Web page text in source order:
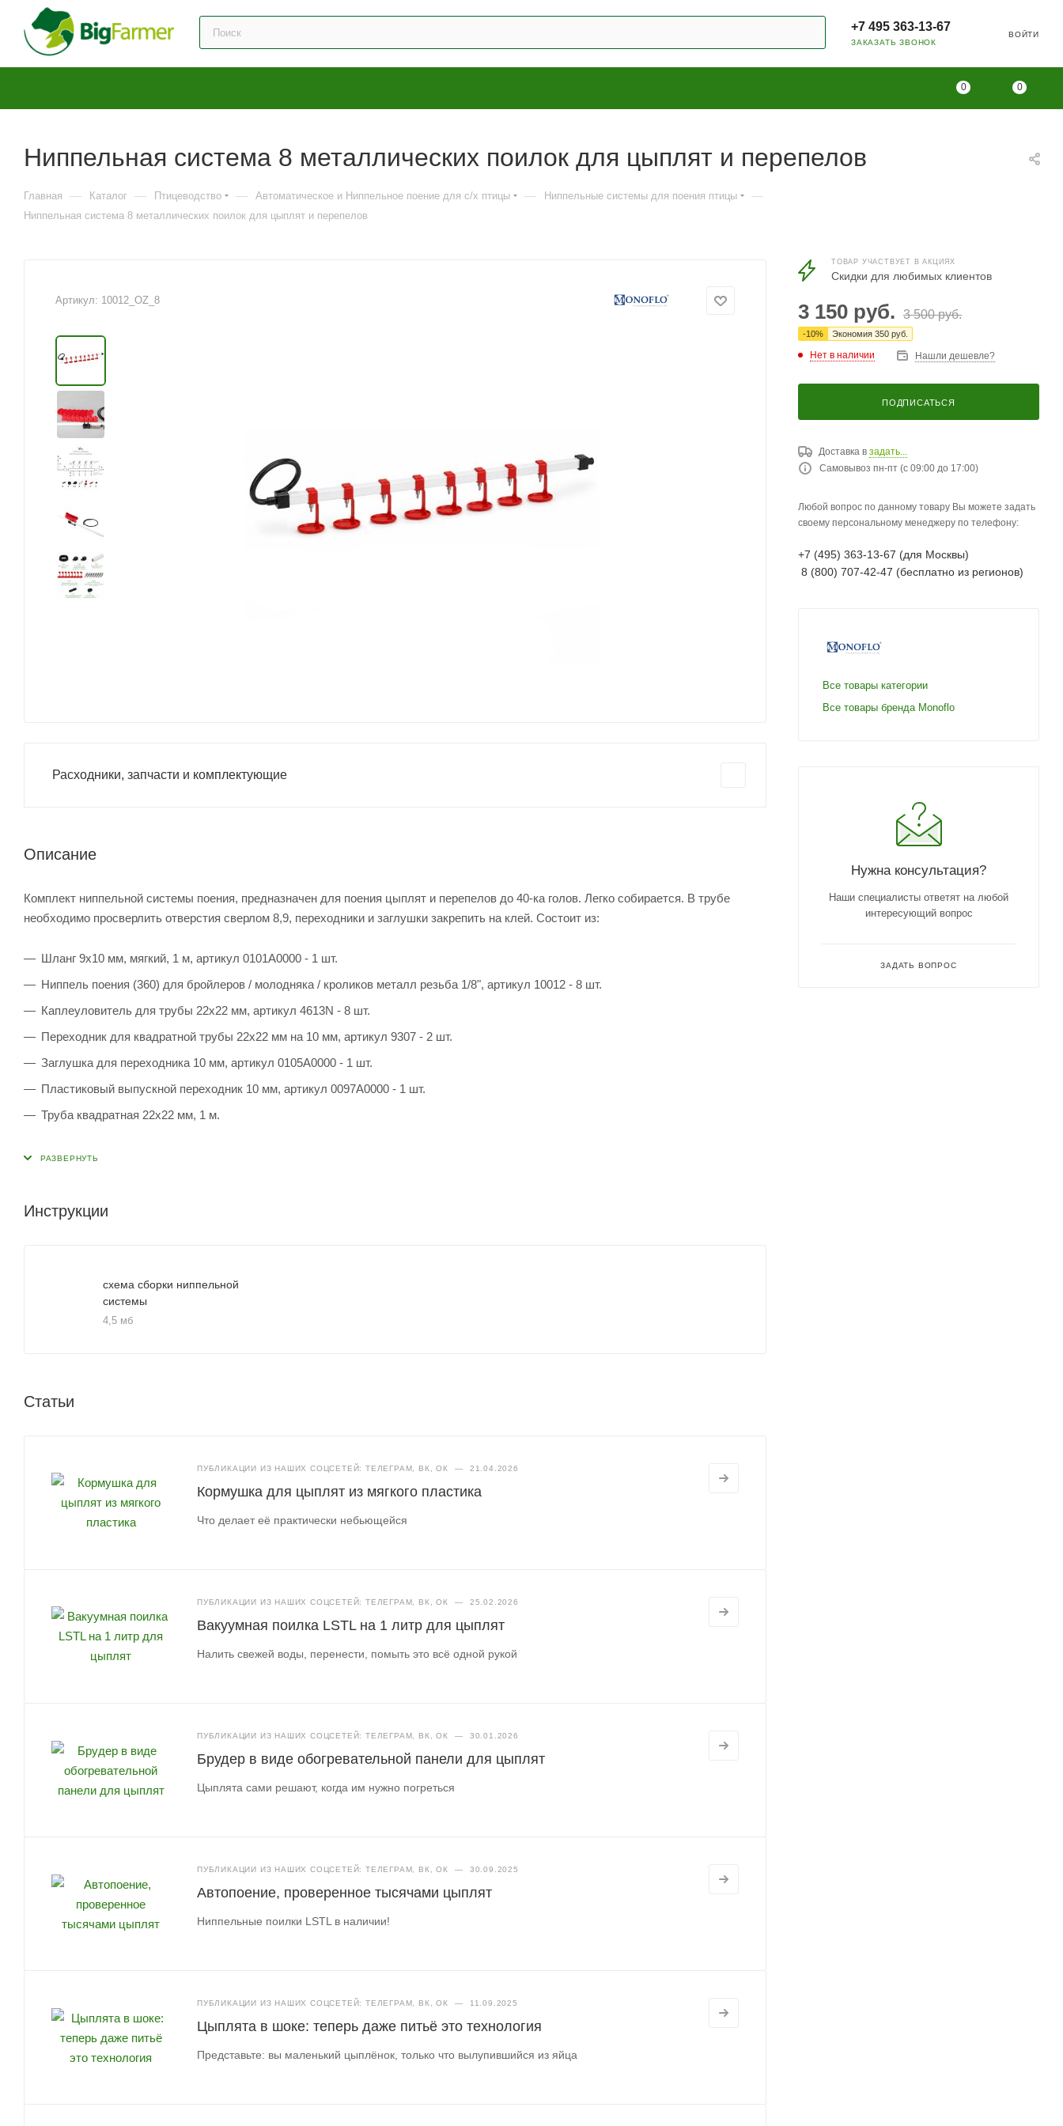
+7 495 363-13-67
ЗАКАЗАТЬ ЗВОНОК
ВОЙТИ
0 0
Ниппельная система 8 металлических поилок для цыплят и перепелов
Главная — Каталог — Птицеводство — Автоматическое и Ниппельное поение для с/х птицы — Ниппельные системы для поения птицы —
Ниппельная система 8 металлических поилок для цыплят и перепелов
Артикул: 10012_OZ_8
Расходники, запчасти и комплектующие
Описание
Комплект ниппельной системы поения, предназначен для поения цыплят и перепелов до 40-ка голов. Легко собирается. В трубе
необходимо просверлить отверстия сверлом 8,9, переходники и заглушки закрепить на клей. Состоит из:
Шланг 9х10 мм, мягкий, 1 м, артикул 0101A0000 - 1 шт.
Ниппель поения (360) для бройлеров / молодняка / кроликов металл резьба 1/8", артикул 10012 - 8 шт.
Каплеуловитель для трубы 22х22 мм, артикул 4613N - 8 шт.
Переходник для квадратной трубы 22х22 мм на 10 мм, артикул 9307 - 2 шт.
Заглушка для переходника 10 мм, артикул 0105A0000 - 1 шт.
Пластиковый выпускной переходник 10 мм, артикул 0097A0000 - 1 шт.
Труба квадратная 22х22 мм, 1 м.
Инструкции
схема сборки ниппельной
системы
4,5 мб
Статьи
ПУБЛИКАЦИИ ИЗ НАШИХ СОЦСЕТЕЙ: ТЕЛЕГРАМ, ВК, ОК — 21.04.2026
Кормушка для цыплят из мягкого пластика
Что делает её практически небьющейся
ПУБЛИКАЦИИ ИЗ НАШИХ СОЦСЕТЕЙ: ТЕЛЕГРАМ, ВК, ОК — 25.02.2026
Вакуумная поилка LSTL на 1 литр для цыплят
Налить свежей воды, перенести, помыть это всё одной рукой
ПУБЛИКАЦИИ ИЗ НАШИХ СОЦСЕТЕЙ: ТЕЛЕГРАМ, ВК, ОК — 30.01.2026
Брудер в виде обогревательной панели для цыплят
Цыплята сами решают, когда им нужно погреться
ПУБЛИКАЦИИ ИЗ НАШИХ СОЦСЕТЕЙ: ТЕЛЕГРАМ, ВК, ОК — 30.09.2025
Автопоение, проверенное тысячами цыплят
Ниппельные поилки LSTL в наличии!
ПУБЛИКАЦИИ ИЗ НАШИХ СОЦСЕТЕЙ: ТЕЛЕГРАМ, ВК, ОК — 11.09.2025
Цыплята в шоке: теперь даже питьё это технология
Представьте: вы маленький цыплёнок, только что вылупившийся из яйца
ТОВАР УЧАСТВУЕТ В АКЦИЯХ
Скидки для любимых клиентов
3 150 руб. 3 500руб.
-10% Экономия 350 руб.
Нет в наличии Нашли дешевле?
ПОДПИСАТЬСЯ
Доставка в задать...
Самовывоз пн-пт (с 09:00 до 17:00)
Любой вопрос по данному товару Вы можете задать
своему персональному менеджеру по телефону:
+7 (495) 363-13-67 (для Москвы)
8 (800) 707-42-47 (бесплатно из регионов)
Все товары категории
Все товары бренда Monoflo
Нужна консультация?
Наши специалисты ответят на любой
интересующий вопрос
ЗАДАТЬ ВОПРОС